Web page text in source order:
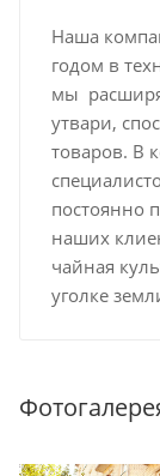
Наша
годом в
мы
утвари,
товаров. В
постоянно
наших
чайная
уголке